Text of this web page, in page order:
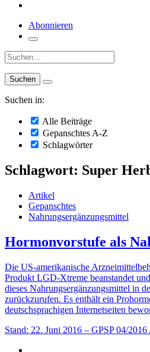
Abonnieren
Suche:
Suchen in:
Alle Beiträge
Gepanschtes A-Z
Schlagwörter
Schlagwort: Super
Artikel
Gepanschtes
Nahrungsergänzungsmittel
Hormonvorstufe als
Die US-amerikanische
Produkt LGD-Xtreme beanstandet
dieses Nahrungsergänzungsmittel in
zurückzurufen. Es enthält ein
deutschsprachigen Internetseiten
Stand: 22. Juni 2016 – GPSP 04/2016